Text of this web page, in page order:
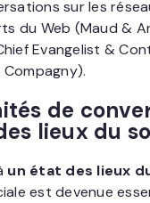
sur les
du Web (Maud &
Evangelist &
de
lieux du
un état des lieux
est devenue